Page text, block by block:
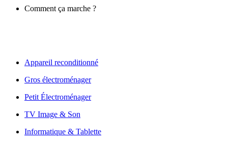
Comment ça marche ?
Appareil reconditionné
Gros électroménager
Petit Électroménager
TV Image & Son
Informatique & Tablette